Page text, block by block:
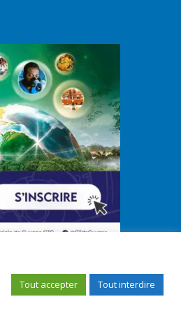
Tout accepter Tout interdire